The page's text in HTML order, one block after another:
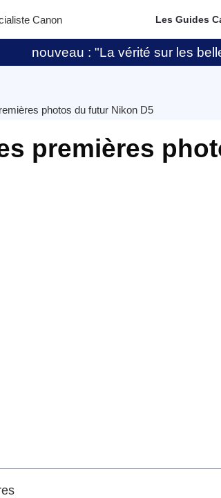
Canon Les Guides
nouveau : "La vérité sur les
photos du futur Nikon D5
premières